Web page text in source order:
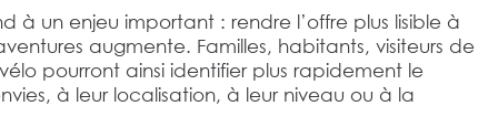
à un enjeu important : rendre l’offre plus lisible à
augmente. Familles, habitants, visiteurs de
pourront ainsi identifier plus rapidement le
à leur localisation, à leur niveau ou à la